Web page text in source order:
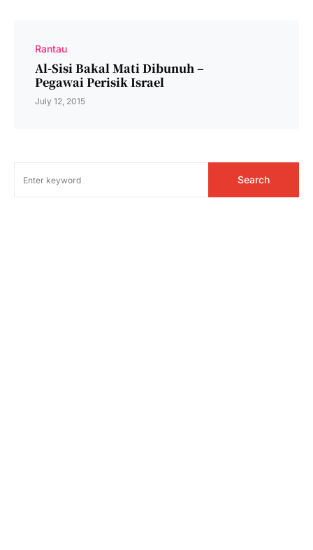
Rantau
Al-Sisi Bakal Mati Dibunuh –
Pegawai Perisik Israel
July 12, 2015
Search